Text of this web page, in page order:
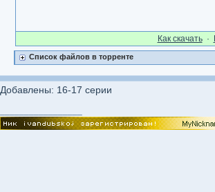
Как cкачать·
Список файлов в торренте
Добавлены: 16-17 серии